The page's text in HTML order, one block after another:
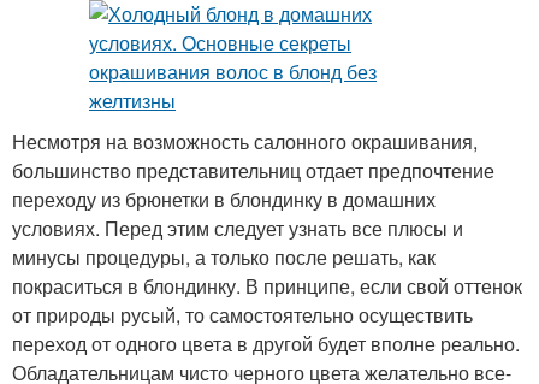
Несмотря на возможность салонного окрашивания,
большинство представительниц отдает предпочтение
переходу из брюнетки в блондинку в домашних
условиях. Перед этим следует узнать все плюсы и
минусы процедуры, а только после решать, как
покраситься в блондинку. В принципе, если свой оттенок
от природы русый, то самостоятельно осуществить
переход от одного цвета в другой будет вполне реально.
Обладательницам чисто черного цвета желательно все-